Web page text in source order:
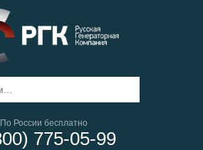
По России бесплатно
775-05-99